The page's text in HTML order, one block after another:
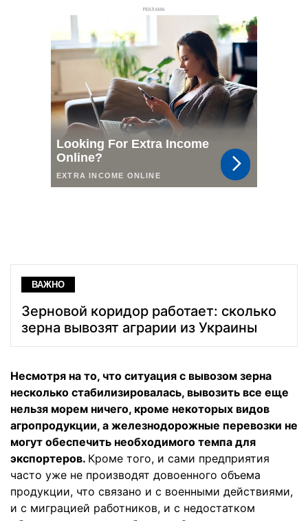
РЕКЛАМА
ВАЖНО
Зерновой коридор работает: сколько
зерна вывозят аграрии из Украины
Несмотря на то, что ситуация с вывозом зерна
несколько стабилизировалась, вывозить все еще
нельзя морем ничего, кроме некоторых видов
агропродукции, а железнодорожные перевозки не
могут обеспечить необходимого темпа для
экспортеров. Кроме того, и сами предприятия
часто уже не производят довоенного объема
продукции, что связано и с военными действиями,
и с миграцией работников, и с недостатком